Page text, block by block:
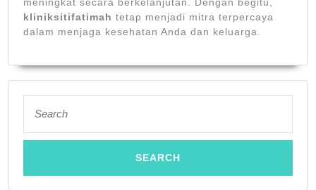
meningkat secara berkelanjutan. Dengan begitu,
kliniksitifatimah tetap menjadi mitra terpercaya
dalam menjaga kesehatan Anda dan keluarga.
for: